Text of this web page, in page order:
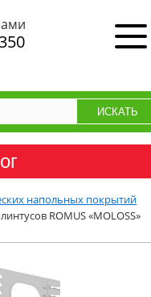
напольных покрытий
ROMUS «MOLOSS»